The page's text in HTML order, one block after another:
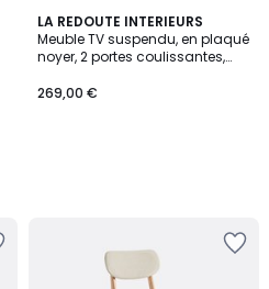
LA REDOUTE INTERIEURS
Meuble TV suspendu, en plaqué
noyer, 2 portes coulissantes,
269,00 €